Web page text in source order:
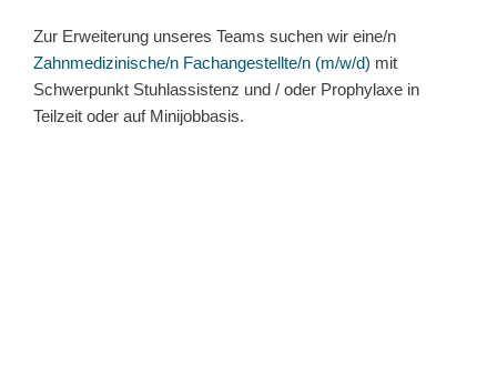
Zur Erweiterung unseres Teams suchen wir eine/n
Zahnmedizinische/n Fachangestellte/n (m/w/d) mit
Schwerpunkt Stuhlassistenz und / oder Prophylaxe in
Teilzeit oder auf Minijobbasis.